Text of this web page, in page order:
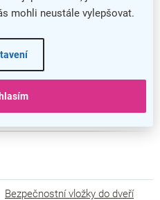
mohli neustále vylepšovat.
RC4 EXR BSZ
Bezpečnostní vložky do dveří